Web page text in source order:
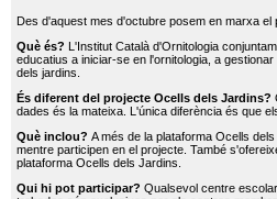
Des d'aquest mes d'octubre posem en marxa
Què és? L'Institut Català d'Ornitologia
educatius a iniciar-se en l'ornitologia, a
dels jardins.
És diferent del projecte Ocells dels Jardins?
dades és la mateixa. L'única diferència és que
Què inclou? A més de la plataforma Ocells
mentre participen en el projecte. També
plataforma Ocells dels Jardins.
Qui hi pot participar? Qualsevol centre